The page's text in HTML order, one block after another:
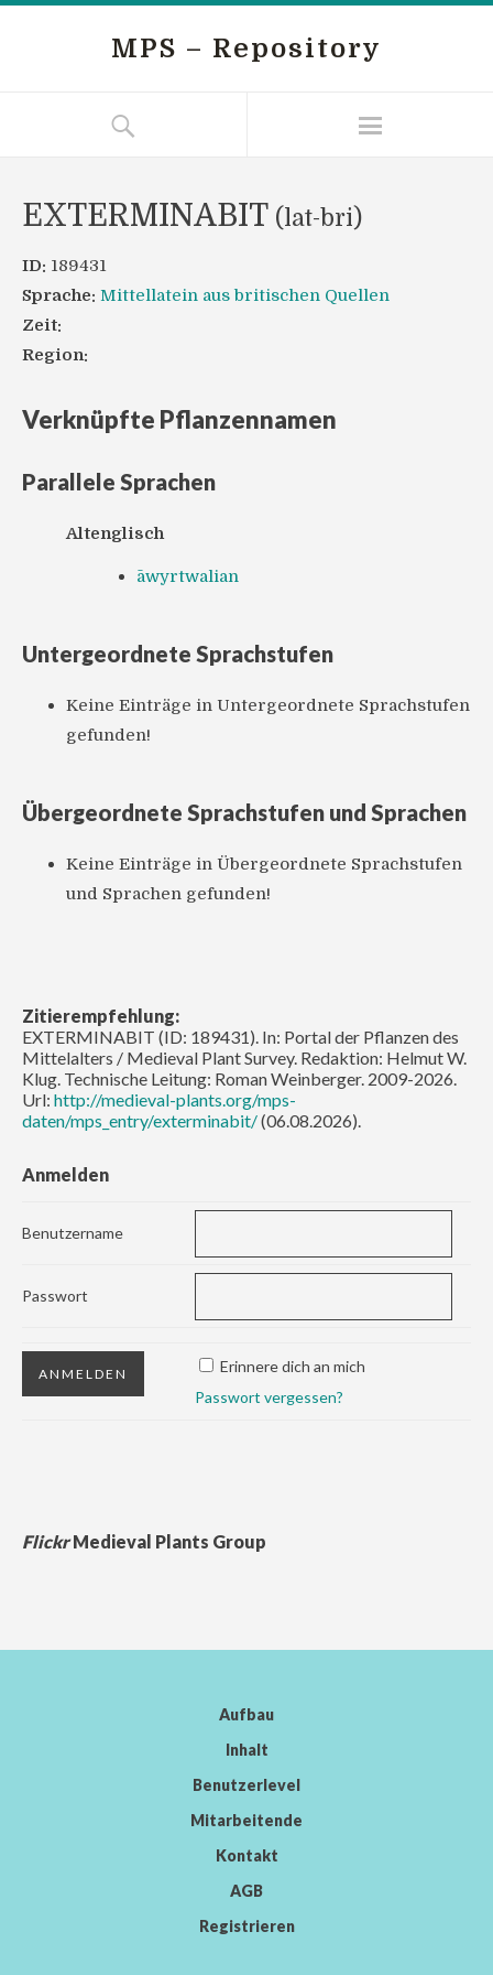
MPS – Repository
EXTERMINABIT (lat-bri)
ID: 189431
Sprache: Mittellatein aus britischen Quellen
Zeit:
Region:
Verknüpfte Pflanzennamen
Parallele Sprachen
Altenglisch
āwyrtwalian
Untergeordnete Sprachstufen
Keine Einträge in Untergeordnete Sprachstufen
gefunden!
Übergeordnete Sprachstufen und Sprachen
Keine Einträge in Übergeordnete Sprachstufen
und Sprachen gefunden!
Zitierempfehlung:
EXTERMINABIT (ID: 189431). In: Portal der Pflanzen des
Mittelalters / Medieval Plant Survey. Redaktion: Helmut W.
Klug. Technische Leitung: Roman Weinberger. 2009-2026.
Url: http://medieval-plants.org/mps-
daten/mps_entry/exterminabit/(06.08.2026).
Anmelden
Benutzername
Passwort
Erinnere dich an mich
Passwort vergessen?
FlickrMedieval Plants Group
Aufbau
Inhalt
Benutzerlevel
Mitarbeitende
Kontakt
AGB
Registrieren